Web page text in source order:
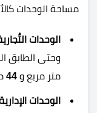
مساحة الوحدات
الوحدات
وحتى الطابق
متر مربع و 44
الوحدات